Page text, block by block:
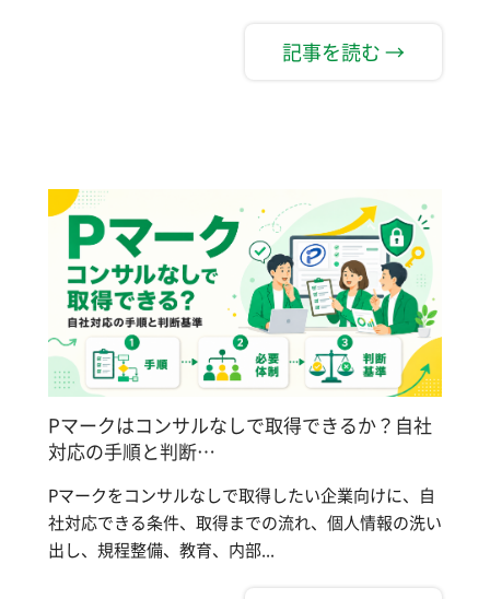
記事を読む →
Pマークはコンサルなしで取得できるか？自社
対応の手順と判断…
Pマークをコンサルなしで取得したい企業向けに、自
社対応できる条件、取得までの流れ、個人情報の洗い
出し、規程整備、教育、内部...